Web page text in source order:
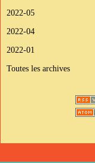
2022-05
2022-04
2022-01
Toutes les archives